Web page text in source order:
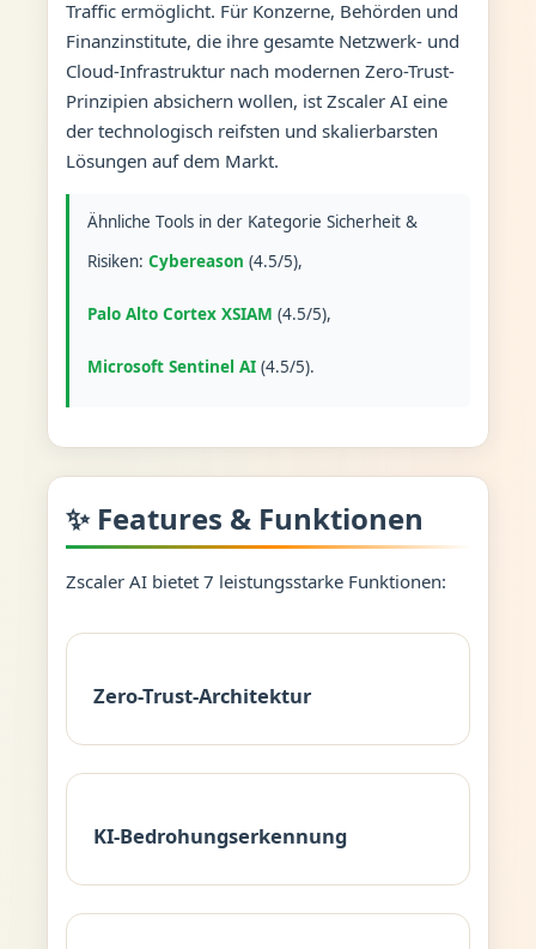
Traffic ermöglicht. Für Konzerne, Behörden und
Finanzinstitute, die ihre gesamte Netzwerk- und
Cloud-Infrastruktur nach modernen Zero-Trust-
Prinzipien absichern wollen, ist Zscaler AI eine
der technologisch reifsten und skalierbarsten
Lösungen auf dem Markt.
Ähnliche Tools in der Kategorie Sicherheit &
Risiken: Cybereason (4.5/5),
Palo Alto Cortex XSIAM (4.5/5),
Microsoft Sentinel AI(4.5/5).
✨ Features & Funktionen
Zscaler AI bietet 7 leistungsstarke Funktionen:
Zero-Trust-Architektur
KI-Bedrohungserkennung